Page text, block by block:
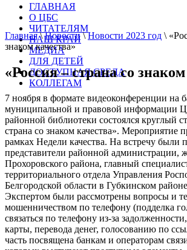
ГЛАВНАЯ
О ЦБС
ЧИТАТЕЛЯМ
НАШ КРАЙ
МЕДИА
ДЛЯ ДЕТЕЙ
ДОСТУПНАЯ СРЕДА
КОЛЛЕГАМ
Главная\Новости\Новости 2023 год \
знаком качества»
«Россия – страна со
7 ноября в формате видеоконференции на
муниципальной и правовой информации
районной библиотеки состоялся круглый
страна со знаком качества». Мероприятие
рамках Недели качества. На встречу были
представители районной администрации,
Прохоровского района, главный
территориального отдела Управления
Белгородской области в Губкинском
Экспертом были рассмотрены вопросы и
мошенничеством по телефону (подделка
связаться по телефону из-за
карты, перевода денег, голосованию по
часть посвящена банкам и операторам